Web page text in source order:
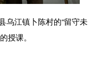
江镇卜陈村的“留守未
授课。